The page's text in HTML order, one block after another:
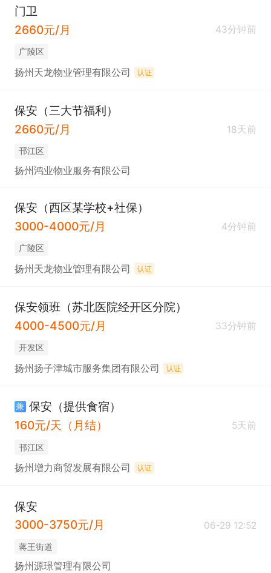
门卫
2660元/月
43分钟前
广陵区
扬州天龙物业管理有限公司 认证
保安（三大节福利）
2660元/月
18天前
邗江区
扬州鸿业物业服务有限公司
保安（西区某学校+社保）
3000-4000元/月
4分钟前
广陵区
扬州天龙物业管理有限公司 认证
保安领班（苏北医院经开区分院）
4000-4500元/月
33分钟前
开发区
扬州扬子津城市服务集团有限公司 认证
兼 保安（提供食宿）
160元/天（月结）
5天前
邗江区
扬州增力商贸发展有限公司 认证
保安
3000-3750元/月
06-29 12:52
蒋王街道
扬州源璟管理有限公司